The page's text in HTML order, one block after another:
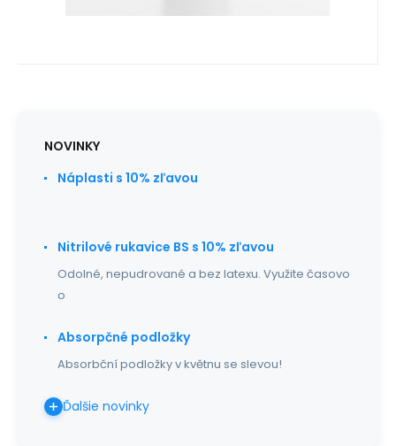
NOVINKY
Náplasti s 10% zľavou
Nitrilové rukavice BS s 10% zľavou
Odolné, nepudrované a bez latexu. Využite časovo
o
Absorpčné podložky
Absorbční podložky v květnu se slevou!
Ďalšie novinky